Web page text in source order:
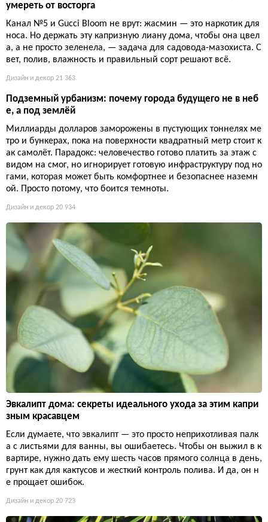
умереть от восторга
Канал №5 и Gucci Bloom не врут: жасмин — это наркотик для
носа. Но держать эту капризную лиану дома, чтобы она цвел
а, а не просто зеленела, — задача для садовода-мазохиста. С
вет, полив, влажность и правильный сорт решают всё.
Дизайн и декор 21 363
Подземный урбанизм: почему города будущего не в неб
е, а под землёй
Миллиарды долларов заморожены в пустующих тоннелях ме
тро и бункерах, пока на поверхности квадратный метр стоит к
ак самолёт. Парадокс: человечество готово платить за этаж с
видом на смог, но игнорирует готовую инфраструктуру под но
гами, которая может быть комфортнее и безопаснее наземн
ой. Просто потому, что боится темноты.
Дизайн и декор 20 934
Эвкалипт дома: секреты идеального ухода за этим капри
зным красавцем
Если думаете, что эвкалипт — это просто неприхотливая палк
а с листьями для ванны, вы ошибаетесь. Чтобы он выжил в к
вартире, нужно дать ему шесть часов прямого солнца в день,
грунт как для кактусов и жесткий контроль полива. И да, он н
е прощает ошибок.
Дизайн и декор 20 723